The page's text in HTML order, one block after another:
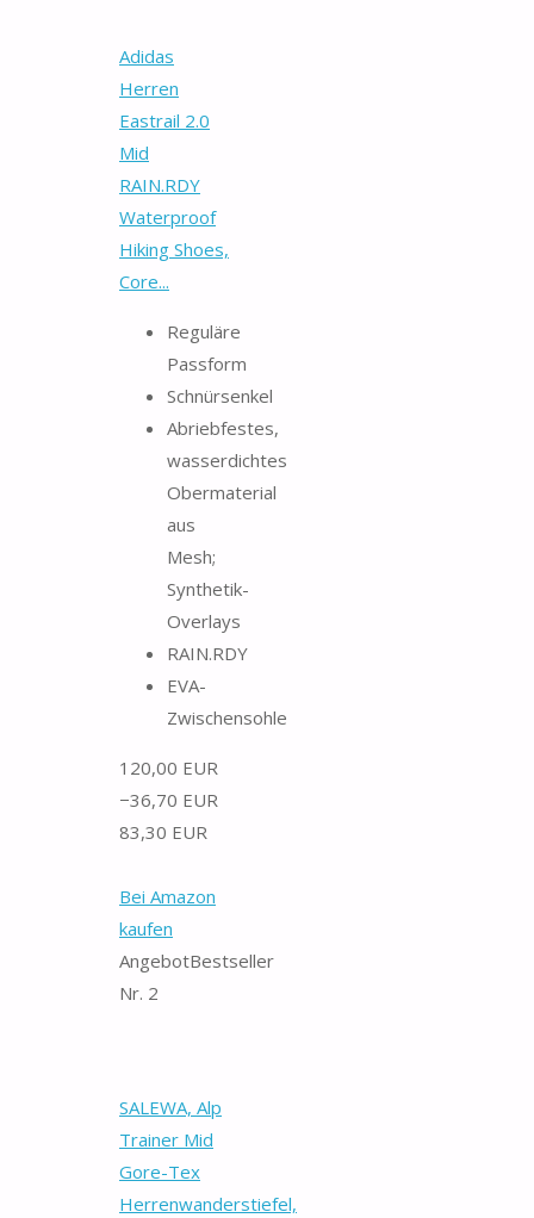
Adidas
Herren
Eastrail 2.0
Mid
RAIN.RDY
Waterproof
Hiking Shoes,
Core...
Reguläre
Passform
Schnürsenkel
Abriebfestes,
wasserdichtes
Obermaterial
aus
Mesh;
Synthetik-
Overlays
RAIN.RDY
EVA-
Zwischensohle
120,00 EUR
−36,70 EUR
83,30 EUR
Bei Amazon
kaufen
AngebotBestseller
Nr. 2
SALEWA, Alp
Trainer Mid
Gore-Tex
Herrenwanderstiefel,